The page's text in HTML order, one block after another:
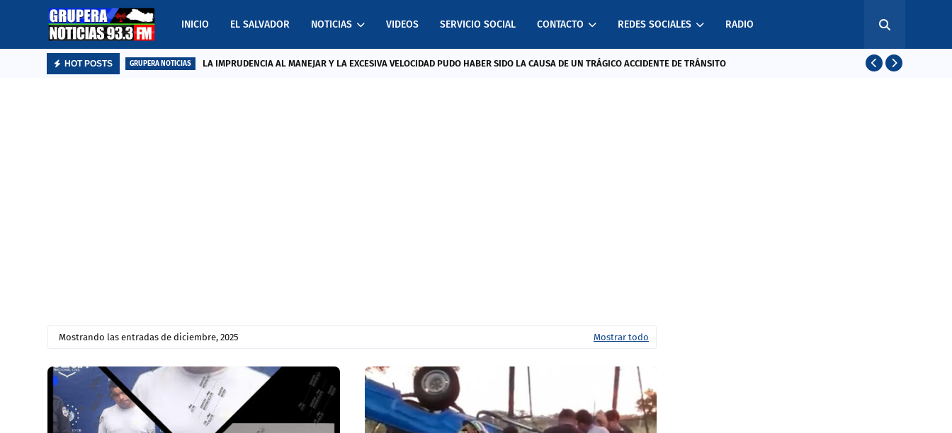
INICIO EL SALVADOR NOTICIAS VIDEOS SERVICIO SOCIAL CONTACTO REDES SOCIALES RADIO
HOT POSTS GRUPERA NOTICIAS LA IMPRUDENCIA AL MANEJAR Y LA EXCESIVA VELOCIDAD PUDO HABER SIDO LA CAUSA DE UN TRÁGICO ACCIDENTE DE TRÁNSITO
Mostrando las entradas de diciembre, 2025 Mostrar todo